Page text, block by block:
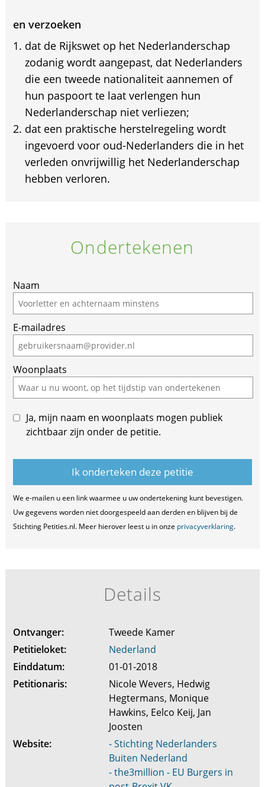
en verzoeken
dat de Rijkswet op het Nederlanderschap
zodanig wordt aangepast, dat Nederlanders
die een tweede nationaliteit aannemen of
hun paspoort te laat verlengen hun
Nederlanderschap niet verliezen;
dat een praktische herstelregeling wordt
ingevoerd voor oud-Nederlanders die in het
verleden onvrijwillig het Nederlanderschap
hebben verloren.
Ondertekenen
If
you
are
a
human,
ignore
this
field
Naam
E-mailadres
Woonplaats
Ja, mijn naam en woonplaats mogen publiek
zichtbaar zijn onder de petitie.
We e-mailen u een link waarmee u uw ondertekening kunt bevestigen.
Uw gegevens worden niet doorgespeeld aan derden en blijven bij de
Stichting Petities.nl. Meer hierover leest u in onze privacyverklaring.
Details
Ontvanger:
Tweede Kamer
Petitieloket:
Nederland
Einddatum:
01-01-2018
Petitionaris:
Nicole Wevers, Hedwig
Hegtermans, Monique
Hawkins, Eelco Keij, Jan
Joosten
Website:
- Stichting Nederlanders
Buiten Nederland
- the3million - EU Burgers in